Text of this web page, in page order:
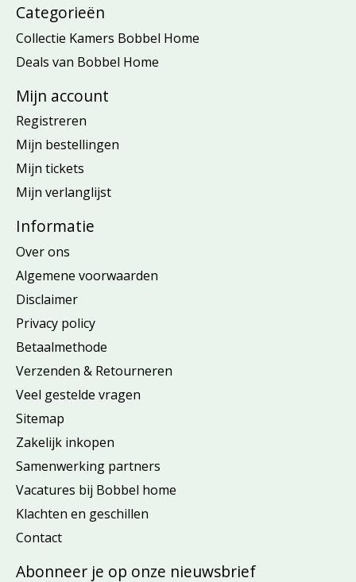
Categorieën
Collectie Kamers Bobbel Home
Deals van Bobbel Home
Mijn account
Registreren
Mijn bestellingen
Mijn tickets
Mijn verlanglijst
Informatie
Over ons
Algemene voorwaarden
Disclaimer
Privacy policy
Betaalmethode
Verzenden & Retourneren
Veel gestelde vragen
Sitemap
Zakelijk inkopen
Samenwerking partners
Vacatures bij Bobbel home
Klachten en geschillen
Contact
Abonneer je op onze nieuwsbrief